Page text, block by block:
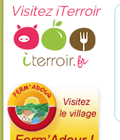
Visitez iTerroir